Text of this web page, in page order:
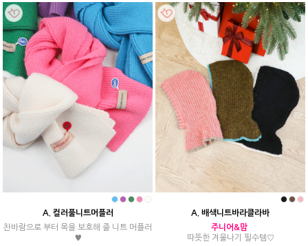
A. 컬러풀니트머플러
찬바람으로 부터 목을 보호해 줄 니트 머플러
♥
A. 배색니트바라클라바
주니어&맘
따뜻한 겨울나기 필수템♡